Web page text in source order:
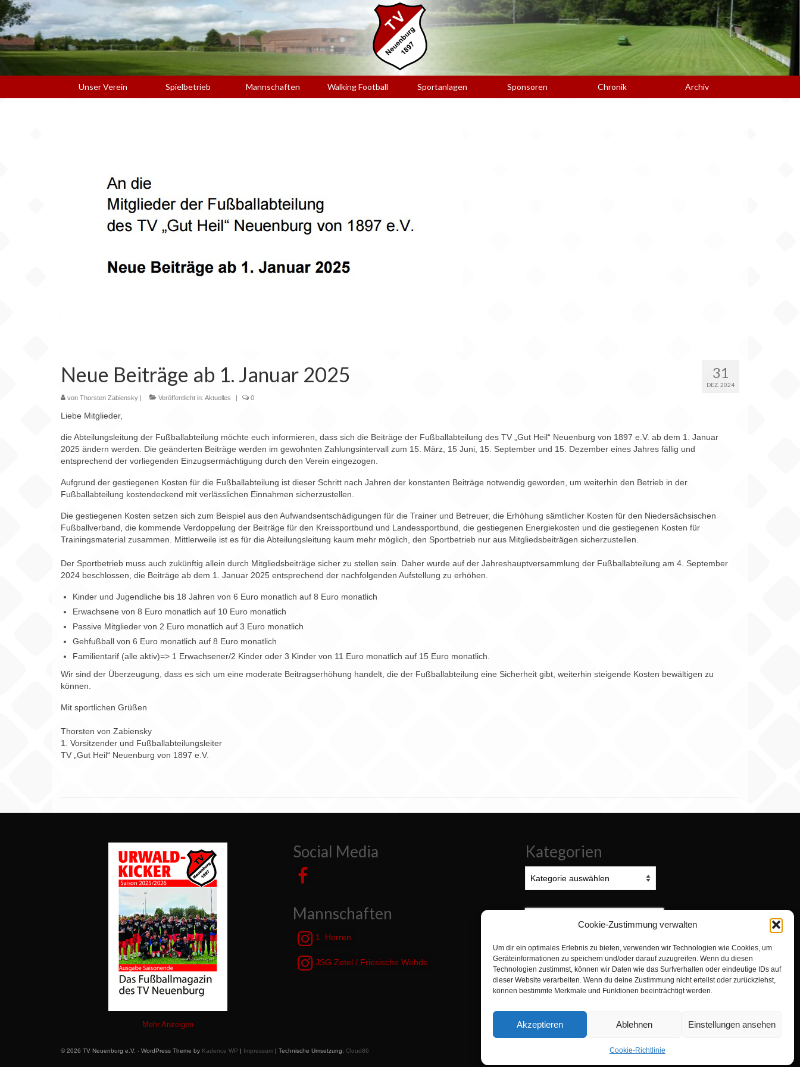
Cookie-Zustimmung verwalten
Um dir ein optimales Erlebnis zu bieten, verwenden wir Technologien wie Cookies, um
Geräteinformationen zu speichern und/oder darauf zuzugreifen. Wenn du diesen
Technologien zustimmst, können wir Daten wie das Surfverhalten oder eindeutige IDs auf
dieser Website verarbeiten. Wenn du deine Zustimmung nicht erteilst oder zurückziehst,
können bestimmte Merkmale und Funktionen beeinträchtigt werden.
Akzeptieren Ablehnen Einstellungen ansehen
Cookie-Richtlinie
Unser Verein Spielbetrieb Mannschaften Walking Football Sportanlagen Sponsoren Chronik Archiv
31
DEZ. 2024
Neue Beiträge ab 1. Januar 2025
von Thorsten Zabiensky | Veröffentlicht in: Aktuelles | 0
Liebe Mitglieder,
die Abteilungsleitung der Fußballabteilung möchte euch informieren, dass sich die Beiträge der Fußballabteilung des TV „Gut Heil“ Neuenburg von 1897 e.V. ab dem 1. Januar
2025 ändern werden. Die geänderten Beiträge werden im gewohnten Zahlungsintervall zum 15. März, 15 Juni, 15. September und 15. Dezember eines Jahres fällig und
entsprechend der vorliegenden Einzugsermächtigung durch den Verein eingezogen.
Aufgrund der gestiegenen Kosten für die Fußballabteilung ist dieser Schritt nach Jahren der konstanten Beiträge notwendig geworden, um weiterhin den Betrieb in der
Fußballabteilung kostendeckend mit verlässlichen Einnahmen sicherzustellen.
Die gestiegenen Kosten setzen sich zum Beispiel aus den Aufwandsentschädigungen für die Trainer und Betreuer, die Erhöhung sämtlicher Kosten für den Niedersächsischen
Fußballverband, die kommende Verdoppelung der Beiträge für den Kreissportbund und Landessportbund, die gestiegenen Energiekosten und die gestiegenen Kosten für
Trainingsmaterial zusammen. Mittlerweile ist es für die Abteilungsleitung kaum mehr möglich, den Sportbetrieb nur aus Mitgliedsbeiträgen sicherzustellen.
Der Sportbetrieb muss auch zukünftig allein durch Mitgliedsbeiträge sicher zu stellen sein. Daher wurde auf der Jahreshauptversammlung der Fußballabteilung am 4. September
2024 beschlossen, die Beiträge ab dem 1. Januar 2025 entsprechend der nachfolgenden Aufstellung zu erhöhen.
Kinder und Jugendliche bis 18 Jahren von 6 Euro monatlich auf 8 Euro monatlich
Erwachsene von 8 Euro monatlich auf 10 Euro monatlich
Passive Mitglieder von 2 Euro monatlich auf 3 Euro monatlich
Gehfußball von 6 Euro monatlich auf 8 Euro monatlich
Familientarif (alle aktiv)=> 1 Erwachsener/2 Kinder oder 3 Kinder von 11 Euro monatlich auf 15 Euro monatlich.
Wir sind der Überzeugung, dass es sich um eine moderate Beitragserhöhung handelt, die der Fußballabteilung eine Sicherheit gibt, weiterhin steigende Kosten bewältigen zu
können.
Mit sportlichen Grüßen
Thorsten von Zabiensky
1. Vorsitzender und Fußballabteilungsleiter
TV „Gut Heil“ Neuenburg von 1897 e.V.
Mehr Anzeigen
Social Media
Mannschaften
1. Herren
JSG Zetel / Friesische Wehde
Kategorien
Zur Turnabteilung TVN wechseln
© 2026 TV Neuenburg e.V. - WordPress Theme by Kadence WP | Impressum | Technische Umsetzung: Cloud86